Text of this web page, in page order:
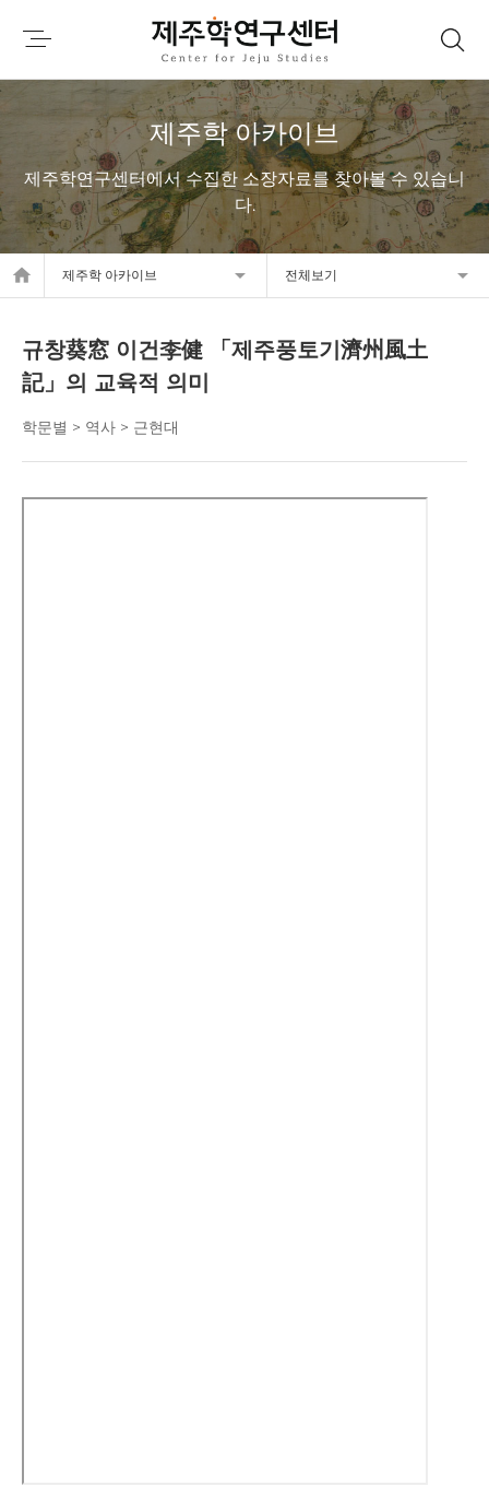
제주학 아카이브
제주학연구센터에서 수집한 소장자료를 찾아볼 수 있습니
다.
home 제주학 아카이브 전체보기
규창葵窓 이건李健 「제주풍토기濟州風土
記」의 교육적 의미
학문별 > 역사 > 근현대